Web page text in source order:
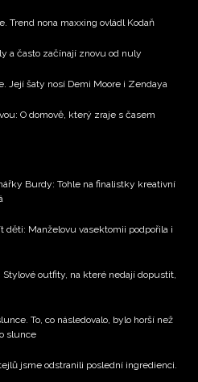
souhlasíte s
Obchodními
seZásadami
novinek.
zajímavé a exkluzivní
účelu podleZásad ochrany
s.r.o.
Trend nona maxxing ovládl Kodaň
a často začínají znovu od nuly
Její šaty nosí Demi Moore i Zendaya
O domově, který zraje s časem
Burdy: Tohle na finalistky kreativní
děti: Manželovu vasektomii podpořila i
outfity, na které nedají dopustit,
To, co následovalo, bylo horší než
slunce
jsme odstranili poslední ingredienci.